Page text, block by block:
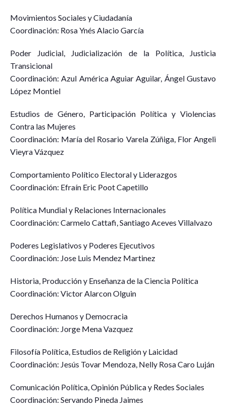
Movimientos Sociales y Ciudadanía
Coordinación: Rosa Ynés Alacio García
Poder Judicial, Judicialización de la Política, Justicia
Transicional
Coordinación: Azul América Aguiar Aguilar, Ángel Gustavo
López Montiel
Estudios de Género, Participación Política y Violencias
Contra las Mujeres
Coordinación: María del Rosario Varela Zúñiga, Flor Angeli
Vieyra Vázquez
Comportamiento Político Electoral y Liderazgos
Coordinación: Efraín Eric Poot Capetillo
Política Mundial y Relaciones Internacionales
Coordinación: Carmelo Cattafi, Santiago Aceves Villalvazo
Poderes Legislativos y Poderes Ejecutivos
Coordinación: Jose Luis Mendez Martinez
Historia, Producción y Enseñanza de la Ciencia Política
Coordinación: Victor Alarcon Olguin
Derechos Humanos y Democracia
Coordinación: Jorge Mena Vazquez
Filosofía Política, Estudios de Religión y Laicidad
Coordinación: Jesús Tovar Mendoza, Nelly Rosa Caro Luján
Comunicación Política, Opinión Pública y Redes Sociales
Coordinación: Servando Pineda Jaimes